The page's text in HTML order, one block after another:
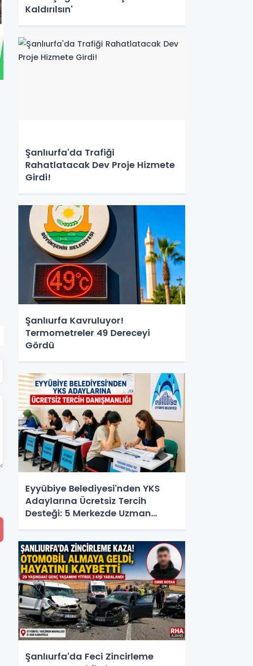
Kaldırılsın'
Şanlıurfa'da Trafiği
Rahatlatacak Dev Proje Hizmete
Girdi!
Şanlıurfa Kavruluyor!
Termometreler 49 Dereceyi
Gördü
Eyyübiye Belediyesi'nden YKS
Adaylarına Ücretsiz Tercih
Desteği: 5 Merkezde Uzman
Şanlıurfa'da Feci Zincirleme